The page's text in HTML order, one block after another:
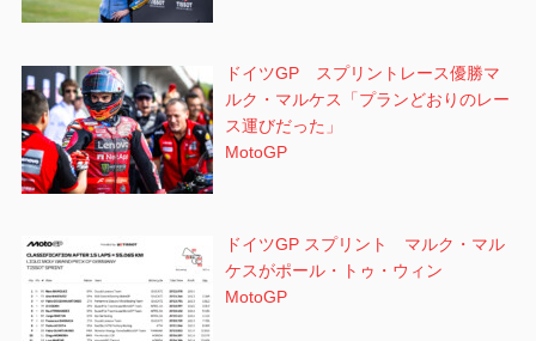
ドイツGP スプリントレース優勝マ
ルク・マルケス「プランどおりのレー
ス運びだった」
MotoGP
ドイツGP スプリント マルク・マル
ケスがポール・トゥ・ウィン
MotoGP